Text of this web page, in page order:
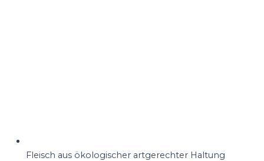
Fleisch aus ökologischer artgerechter Haltung